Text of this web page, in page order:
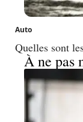
Auto
Quelles sont
À ne pas